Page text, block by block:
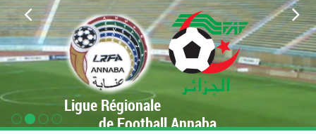
Ligue Régionale
de Football Annaba